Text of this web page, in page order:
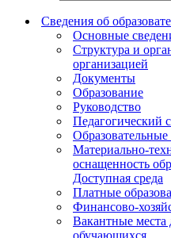
Сведения об
Основные
Структура и
организацией
Документы
Образование
Руководство
Педагогический
Материально-
оснащенность
Доступная среда
Платные
Финансово-
Вакантные места
обучающихся